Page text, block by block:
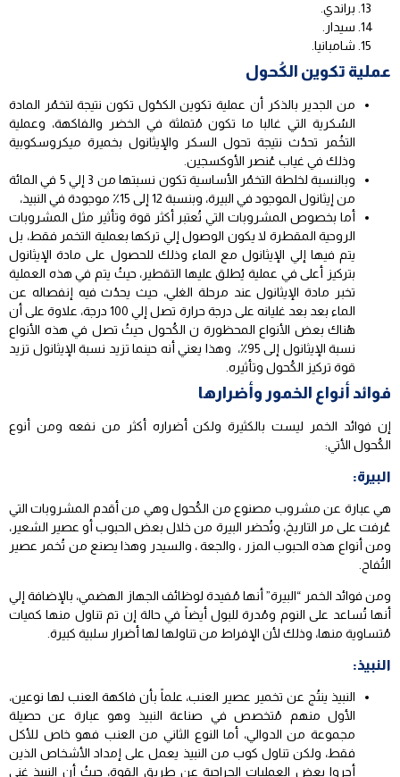
براندي.
سيدار.
شامبانيا.
عملية تكوين الكُحول
من الجدير بالذكر أن عملية تكوين الكحُول تكون نتيجة لتخمُر المادة
السُكرية التي غالبا ما تكون مُتملثة في الخضر والفاكهة، وعملية
التخُمر تحدُث نتيجة تحول السكر والإيثانول بخميرة ميكروسكوبية
وذلك في غياب عُنصر الأوكسجين.
وبالنسبة لخلطة التخمُر الأساسية تكون نسبتها من 3 إلي 5 في المائة
من إيثانول الموجود في البيرة، وبنسبة 12 إلى 15٪ موجودة في النبيذ،
أما بخصوص المشروبات التي تُعتبر أكثر قوة وتأثير مثل المشروبات
الروحية المقطرة لا يكون الوصول إلي تركها بعملية التخمر فقط، بل
يتم فيها إلي الإيثانول مع الماء وذلك للحصول على مادة الإيثانول
بتركيز أعلى في عملية يُطلق عليها التقطير، حيثُ يتم في هذه العملية
تخبر مادة الإيثانول عند مرحلة الغلي، حيث يحدُث فيه إنفصاله عن
الماء بعد بعد غليانه على درجة حرارة تصل إلي 100 درجة، علاوة على أن
هُناك بعض الأنواع المحظورة ن الكُحول حيثُ تصل في هذه الأنواع
نسبة الإيثانول إلى 95٪، وهذا يعني أنه حينما تزيد نسبة الإيثانول تزيد
قوة تركيز الكُحول وتأثيره.
فوائد أنواع الخمور وأضرارها
إن فوائد الخمر ليست بالكثيرة ولكن أضراره أكثر من نفعه ومن أنوع
الكُحول الأتي:
البيرة:
هي عبارة عن مشروب مصنوع من الكُحول وهي من أقدم المشروبات التي
عُرفت على مر التاريخ، وتُحضر البيرة من خلال بعض الحبوب أو عصير الشعير،
ومن أنواع هذه الحبوب المزر ، والجعة ، والسيدر وهذا يصنع من تُخمر عصير
التُفاح.
ومن فوائد الخمر “البيرة” أنها مُفيدة لوظائف الجهاز الهضمي، بالإضافة إلي
أنها تُساعد على النوم ومُدرة للبول أيضاً في حالة إن تم تناول منها كميات
مُتساوية منها، وذلك لأن الإفراط من تناولها لها أضرار سلبية كبيرة.
النبيذ:
النبيذ ينتُج عن تخمير عصير العنب، علماً بأن فاكهة العنب لها نوعين،
الأول منهم مُتخصص في صناعة النبيذ وهو عبارة عن حصيلة
مجموعة من الدوالي، أما النوع الثاني من العنب فهو خاص للأكل
فقط، ولكن تناول كوب من النبيذ يعمل على إمداد الأشخاص الذين
أجروا بعض العمليات الجراحية عن طريق القوة، حيثُ أن النبيذ غني